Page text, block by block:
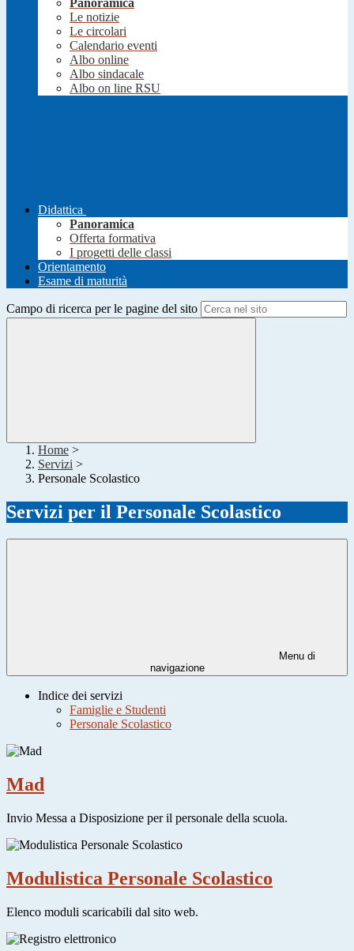
Panoramica
Le notizie
Le circolari
Calendario eventi
Albo online
Albo sindacale
Albo on line RSU
Didattica
Panoramica
Offerta formativa
I progetti delle classi
Orientamento
Esame di maturità
Campo di ricerca per le pagine del sito
Home >
Servizi >
Personale Scolastico
Servizi per il Personale Scolastico
Menu di
navigazione
Indice dei servizi
Famiglie e Studenti
Personale Scolastico
Mad
Invio Messa a Disposizione per il personale della scuola.
Modulistica Personale Scolastico
Elenco moduli scaricabili dal sito web.